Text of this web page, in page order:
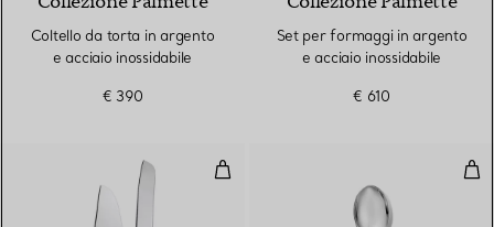
Coltello da torta in argento
e acciaio inossidabile
€ 390
Set per formaggi in argento
e acciaio inossidabile
€ 610
Set per torta in argento e